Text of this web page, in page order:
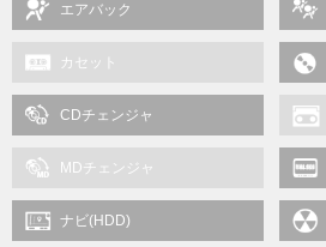
エアバック
カセット
CDチェンジャ
MDチェンジャ
ナビ(HDD)